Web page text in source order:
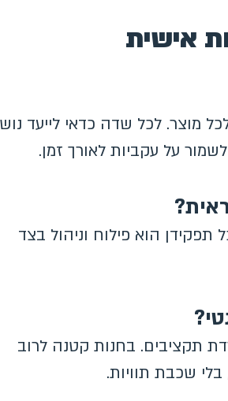
אישית
אחד לכל מוצר. לכל שדה כדאי לייעד
הוא פילוח וניהול בצד
תקציבים. בחנות קטנה לרוב
שכבת תוויות.